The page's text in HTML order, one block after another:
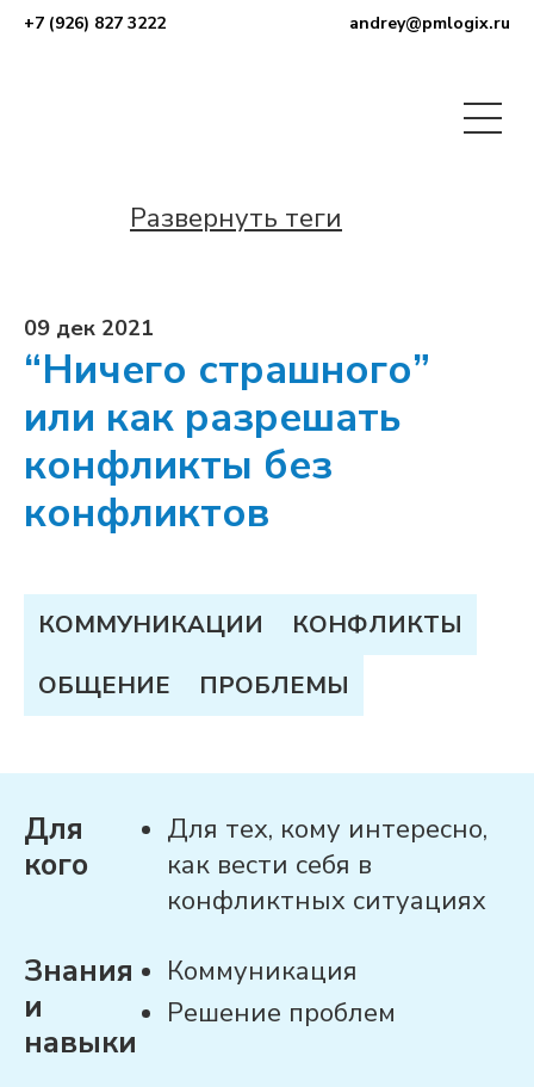
+7 (926) 827 3222 andrey@pmlogix.ru
Развернуть теги
09 дек 2021
“Ничего страшного”
или как разрешать
конфликты без
конфликтов
КОММУНИКАЦИИ
КОНФЛИКТЫ
ОБЩЕНИЕ
ПРОБЛЕМЫ
Для
кого
Для тех, кому интересно,
как вести себя в
конфликтных ситуациях
Знания
и
навыки
Коммуникация
Решение проблем